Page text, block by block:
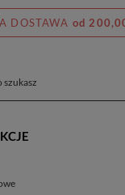
DOSTAWA od